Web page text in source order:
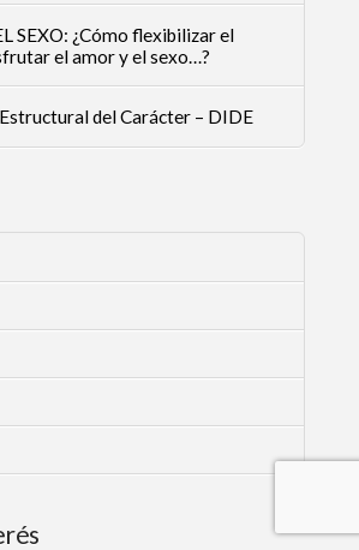
SEXO: ¿Cómo flexibilizar el
el amor y el sexo…?
del Carácter – DIDE